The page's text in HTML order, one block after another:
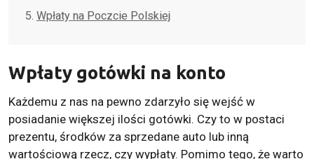
Wpłaty na Poczcie Polskiej
Wpłaty gotówki na konto
Każdemu z nas na pewno zdarzyło się wejść w
posiadanie większej ilości gotówki. Czy to w postaci
prezentu, środków za sprzedane auto lub inną
wartościową rzecz, czy wypłaty. Pomimo tego, że warto